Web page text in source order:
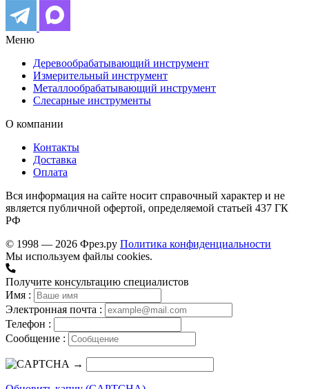
Меню
Деревообрабатывающий инструмент
Измерительный инструмент
Металлообрабатывающий инструмент
Слесарные инструменты
О компании
Контакты
Доставка
Оплата
Вся информация на сайте носит справочный характер и не
является публичной офертой, определяемой статьей 437 ГК
РФ
© 1998 — 2026 Фрез.ру Политика конфиденциальности
Мы используем файлы cookies.
Получите консультацию специалистов
Имя :
Электронная почта :
Телефон :
Сообщение :
→